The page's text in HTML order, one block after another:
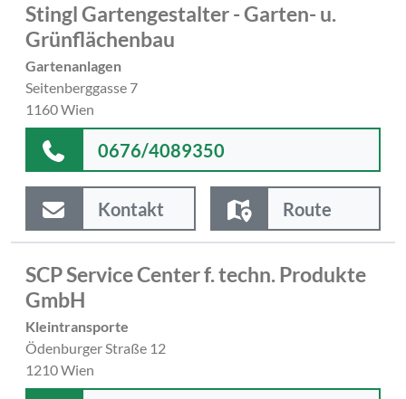
Stingl Gartengestalter - Garten- u.
Grünflächenbau
Gartenanlagen
Seitenberggasse 7
1160 Wien
0676/4089350
Kontakt Route
SCP Service Center f. techn. Produkte
GmbH
Kleintransporte
Ödenburger Straße 12
1210 Wien